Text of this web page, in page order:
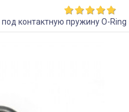
под контактную пружину O-Ring